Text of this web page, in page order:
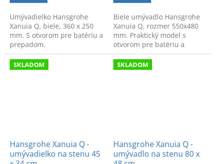
Umývadielko Hansgrohe
Xanuia Q, biele, 360 x 250
mm. S otvorom pre batériu a
prepadom.
Biele umývadlo Hansgrohe
Xanuia Q, rozmer 550x480
mm. Praktický model s
otvorom pre batériu a
prepadom. Moderný dizajn
a vysoká kvalita.
SKLADOM
Hansgrohe Xanuia Q -
umývadielko na stenu 45
SKLADOM
Hansgrohe Xanuia Q -
umývadlo na stenu 80 x